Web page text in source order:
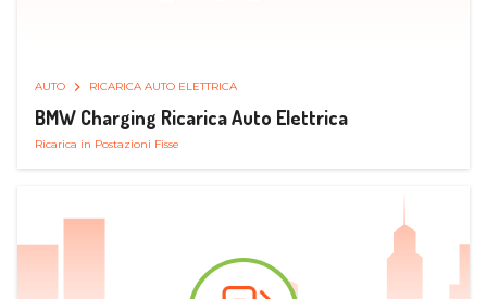
AUTO RICARICA AUTO ELETTRICA
BMW Charging Ricarica Auto Elettrica
Ricarica in Postazioni Fisse